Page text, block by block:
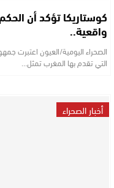
كوستاريكا تؤكد أن
واقعية..
الصحراء اليومية/العيون اعتبرت
التي تقدم بها المغرب تمثل…
أخبار الصحراء